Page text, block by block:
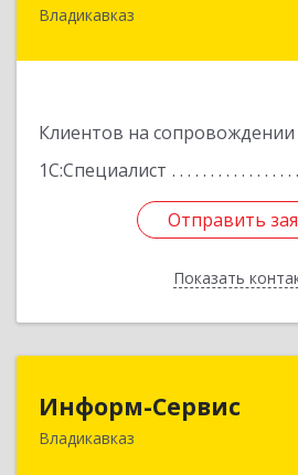
Владикавказ
Клиентов на сопровождении
1С:Специалист
Отправить
Показать
362045, Северная
Отправить
Назад
Информ-Сервис
Владикавказ362020, Северная